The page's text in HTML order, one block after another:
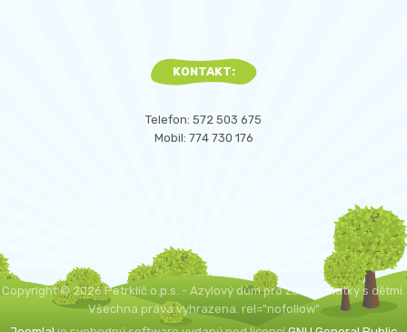
KONTAKT:
Telefon: 572 503 675
Mobil: 774 730 176
Copyright © 2026 Petrklíč o.p.s. - Azylový dům pro ženy a matky s dětmi.
Všechna práva vyhrazena. rel="nofollow"